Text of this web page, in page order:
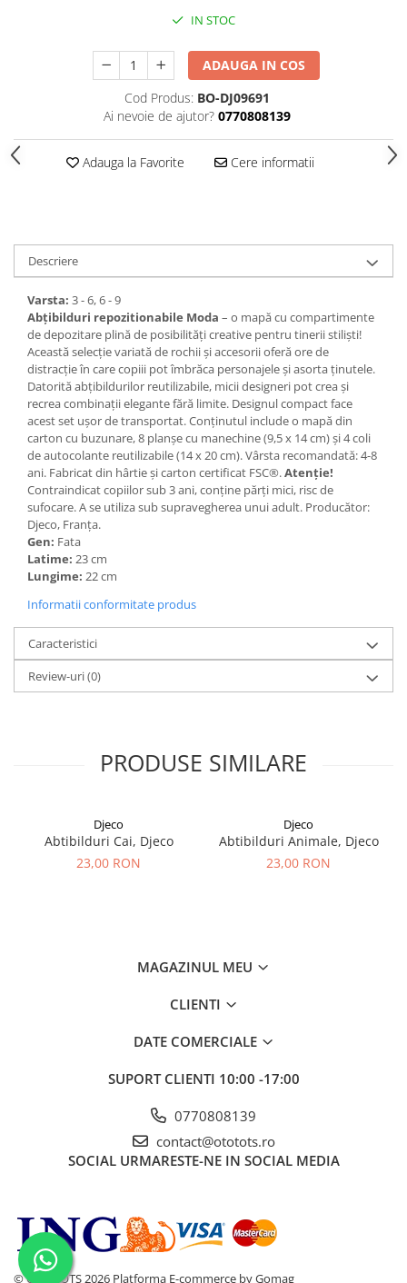
IN STOC
ADAUGA IN COS
Cod Produs: BO-DJ09691
Ai nevoie de ajutor? 0770808139
Adauga la Favorite Cere informatii
Descriere
Varsta: 3 - 6, 6 - 9
Abțibilduri repozitionabile Moda – o mapă cu compartimente
de depozitare plină de posibilități creative pentru tinerii stiliști!
Această selecție variată de rochii și accesorii oferă ore de
distracție în care copiii pot îmbrăca personajele și asorta ținutele.
Datorită abțibildurilor reutilizabile, micii designeri pot crea și
recrea combinații elegante fără limite. Designul compact face
acest set ușor de transportat. Conținutul include o mapă din
carton cu buzunare, 8 planșe cu manechine (9,5 x 14 cm) și 4 coli
de autocolante reutilizabile (14 x 20 cm). Vârsta recomandată: 4-8
ani. Fabricat din hârtie și carton certificat FSC®.Atenție!
Contraindicat copiilor sub 3 ani, conține părți mici, risc de
sufocare. A se utiliza sub supravegherea unui adult. Producător:
Djeco, Franța.
Gen: Fata
Latime: 23 cm
Lungime: 22 cm
Informatii conformitate produs
Caracteristici
Review-uri(0)
PRODUSE SIMILARE
Djeco
Abtibilduri Cai, Djeco
23,00 RON
Djeco
Abtibilduri Animale, Djeco
23,00 RON
MAGAZINUL MEU
CLIENTI
DATE COMERCIALE
SUPORT CLIENTI 10:00 -17:00
0770808139
contact@ototots.ro
SOCIAL URMARESTE-NE IN SOCIAL MEDIA
© OTO TOTS 2026 Platforma E-commerce by Gomag